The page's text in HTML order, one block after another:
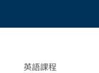
英語課程